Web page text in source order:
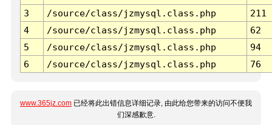
3 /source/class/jzmysql.class.php
211
4
/source/class/jzmysql.class.php
62
5
/source/class/jzmysql.class.php
94
6
/source/class/jzmysql.class.php 76
www.365jz.com 已经将此出错信息详细记录, 由此给您带来的访问不便我
们深感歉意.